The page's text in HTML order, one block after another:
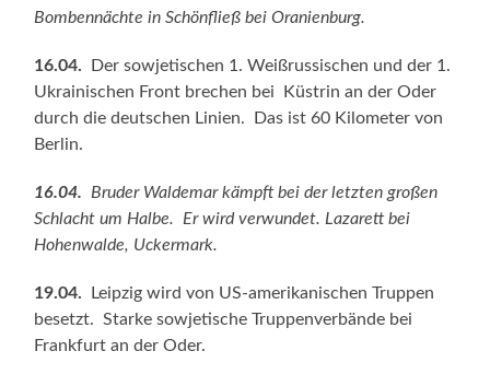
Bombennächte in Schönfließ bei Oranienburg.
16.04. Der sowjetischen 1. Weißrussischen und der 1.
Ukrainischen Front brechen bei Küstrin an der Oder
durch die deutschen Linien. Das ist 60 Kilometer von
Berlin.
16.04. Bruder Waldemar kämpft bei der letzten großen
Schlacht um Halbe. Er wird verwundet. Lazarett bei
Hohenwalde, Uckermark.
19.04.
Leipzig wird von US-amerikanischen Truppen
besetzt. Starke sowjetische Truppenverbände bei
Frankfurt an der Oder.